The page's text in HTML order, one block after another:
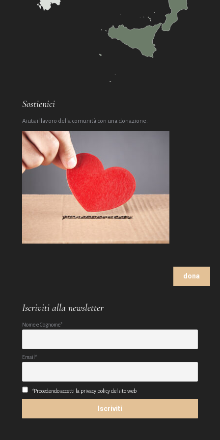
Sostienici
Aiuta il lavoro della comunità con una donazione.
dona
Iscriviti alla newsletter
Nome e Cognome*
Email*
*Procedendo accetti la privacy policy del sito web